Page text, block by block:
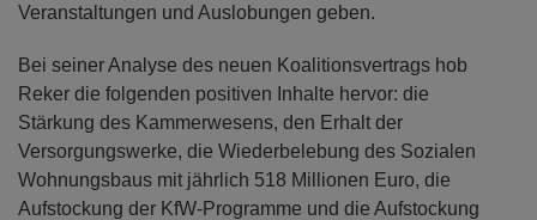
Veranstaltungen und Auslobungen geben.
Bei seiner Analyse des neuen Koalitionsvertrags hob
Reker die folgenden positiven Inhalte hervor: die
Stärkung des Kammerwesens, den Erhalt der
Versorgungswerke, die Wiederbelebung des Sozialen
Wohnungsbaus mit jährlich 518 Millionen Euro, die
Aufstockung der KfW-Programme und die Aufstockung